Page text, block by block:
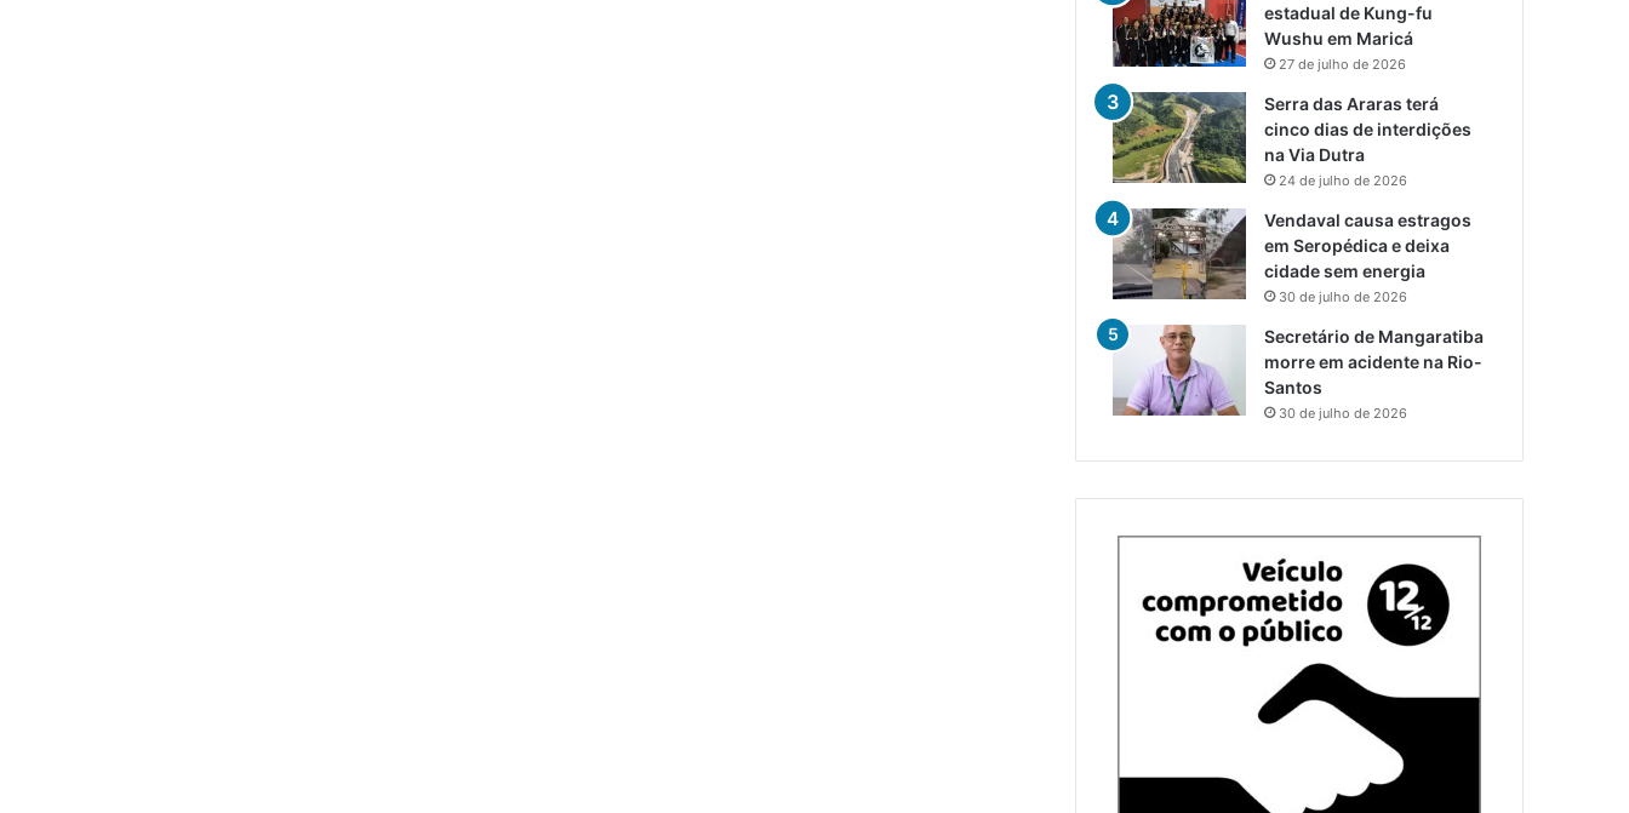
estadual de Kung-fu
Wushu em Maricá
27 de julho de 2026
Serra das Araras terá
cinco dias de interdições
na Via Dutra
24 de julho de 2026
Vendaval causa estragos
em Seropédica e deixa
cidade sem energia
30 de julho de 2026
Secretário de Mangaratiba
morre em acidente na Rio-
Santos
30 de julho de 2026